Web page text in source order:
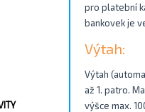
pro platební
bankovek je
Výtah:
Výtah
až 1. patro.
výšce max.